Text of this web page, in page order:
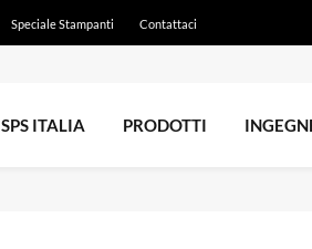
Speciale Stampanti Contattaci
SPS ITALIA PRODOTTI